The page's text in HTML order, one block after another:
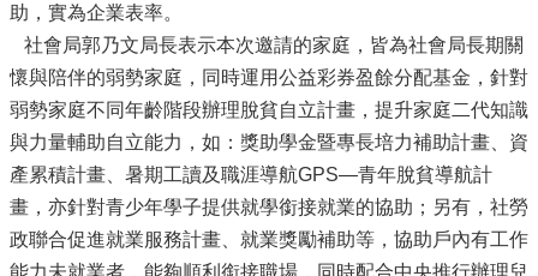
助，實為企業表率。
社會局郭乃文局長表示本次邀請的家庭，皆為社會局長期關
懷與陪伴的弱勢家庭，同時運用公益彩券盈餘分配基金，針對
弱勢家庭不同年齡階段辦理脫貧自立計畫，提升家庭二代知識
與力量輔助自立能力，如：獎助學金暨專長培力補助計畫、資
產累積計畫、暑期工讀及職涯導航GPS—青年脫貧導航計
畫，亦針對青少年學子提供就學銜接就業的協助；另有，社勞
政聯合促進就業服務計畫、就業獎勵補助等，協助戶內有工作
能力未就業者，能夠順利銜接職場，同時配合中央推行辦理兒